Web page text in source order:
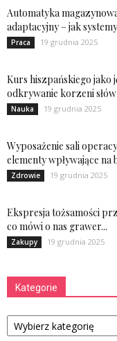
Automatyka
adaptacyjny – jak
Praca 19 grudnia 2025
Kurs hiszpańskiego jako
odkrywanie korzeni
Nauka 19 grudnia 2025
Wyposażenie sali
elementy wpływające
Zdrowie 19 grudnia 2025
Ekspresja tożsamości
co mówi o nas grawer...
Zakupy 19 grudnia 2025
Kategorie
Kategorie